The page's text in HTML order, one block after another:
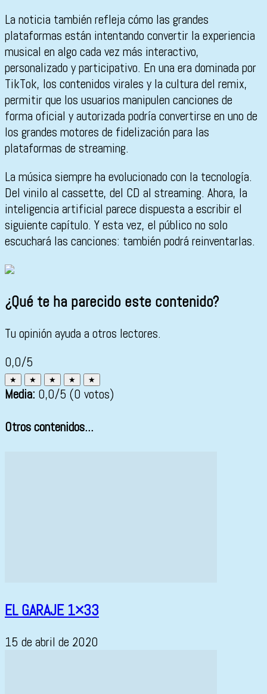
La noticia también refleja cómo las grandes
plataformas están intentando convertir la experiencia
musical en algo cada vez más interactivo,
personalizado y participativo. En una era dominada por
TikTok, los contenidos virales y la cultura del remix,
permitir que los usuarios manipulen canciones de
forma oficial y autorizada podría convertirse en uno de
los grandes motores de fidelización para las
plataformas de streaming.
La música siempre ha evolucionado con la tecnología.
Del vinilo al cassette, del CD al streaming. Ahora, la
inteligencia artificial parece dispuesta a escribir el
siguiente capítulo. Y esta vez, el público no solo
escuchará las canciones: también podrá reinventarlas.
¿Qué te ha parecido este contenido?
Tu opinión ayuda a otros lectores.
0,0/5
★ ★ ★ ★ ★
Media: 0,0/5 (0 votos)
Otros contenidos...
EL GARAJE 1×33
15 de abril de 2020